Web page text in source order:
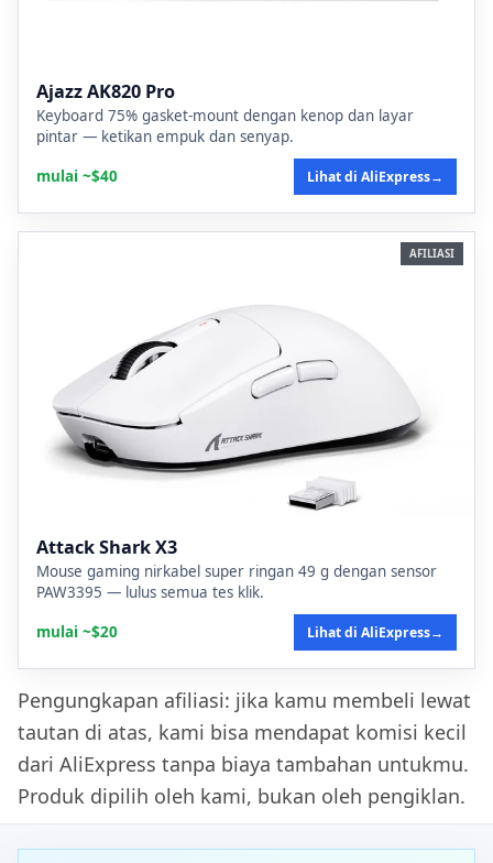
Ajazz AK820 Pro
Keyboard 75% gasket-mount dengan kenop dan layar
pintar — ketikan empuk dan senyap.
mulai ~$40
Lihat di AliExpress→
AFILIASI
Attack Shark X3
Mouse gaming nirkabel super ringan 49 g dengan sensor
PAW3395 — lulus semua tes klik.
mulai ~$20
Lihat di AliExpress→
Pengungkapan afiliasi: jika kamu membeli lewat
tautan di atas, kami bisa mendapat komisi kecil
dari AliExpress tanpa biaya tambahan untukmu.
Produk dipilih oleh kami, bukan oleh pengiklan.